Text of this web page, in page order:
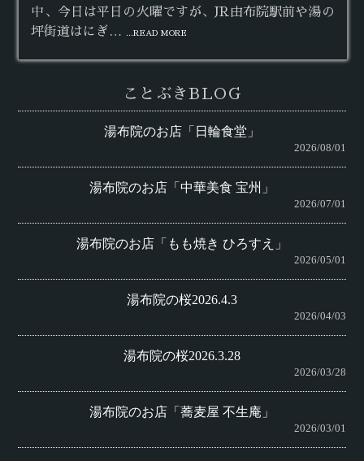
中、今日は平日の火曜ですが、JR由布院駅前や湯の
坪街道はにぎ…
...READ MORE
ことぶきBLOG
湯布院のお店「日輪食堂」
2026/08/01
湯布院のお店「中華美食 宝州」
2026/07/01
湯布院のお店「もも焼き ひろすえ」
2026/05/01
湯布院の桜2026.4.3
2026/04/03
湯布院の桜2026.3.28
2026/03/28
湯布院のお店「蕎麦屋 不生庵」
2026/03/01